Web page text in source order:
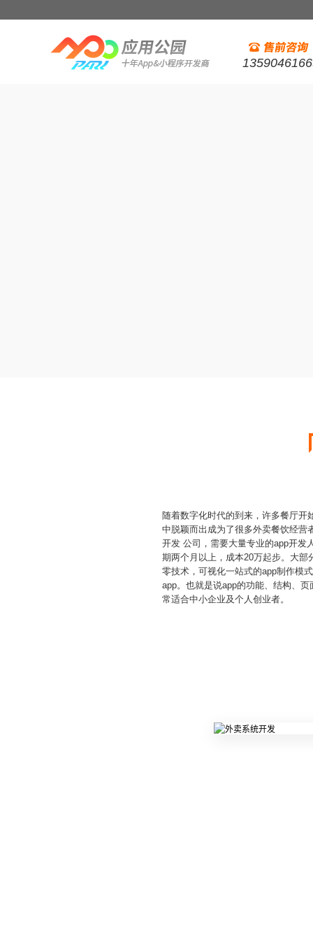
随着数字化时代的到来，许多餐厅
中脱颖而出成为了很多外卖餐饮经营
开发 公司，需要大量专业的app开发
期两个月以上，成本20万起步。大部
零技术，可视化一站式的app制作模
app。也就是说app的功能、结构、
常适合中小企业及个人创业者。